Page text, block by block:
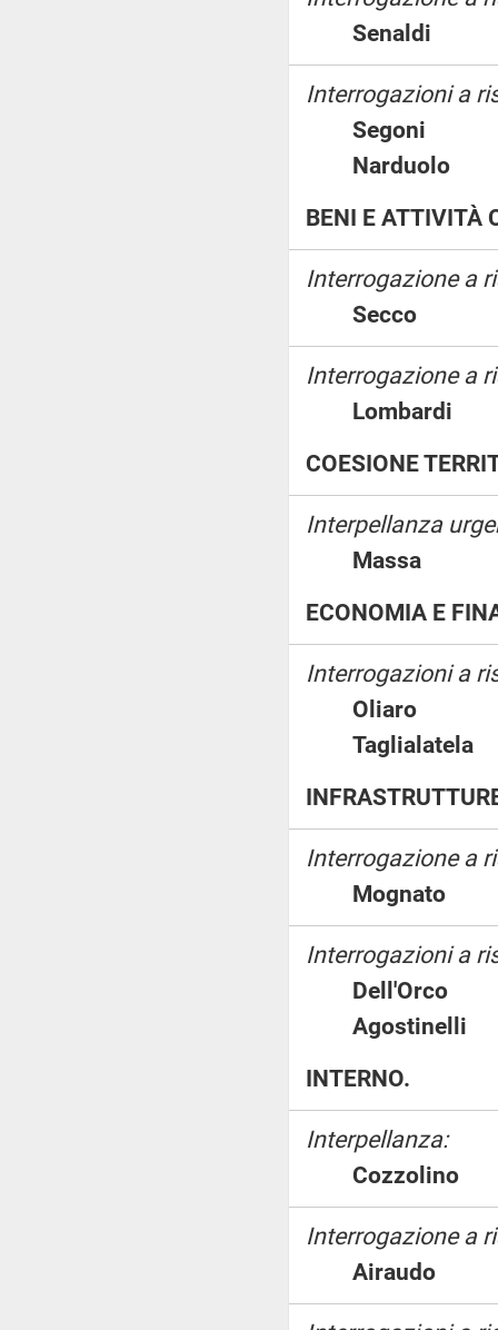
Senaldi
Interrogazioni a
Segoni
Narduolo
BENI E ATTIVITÀ
Interrogazione a
Secco
Interrogazione a
Lombardi
COESIONE
Interpellanza
Massa
ECONOMIA E
Interrogazioni a
Oliaro
Interrogazione a
Mognato
Interrogazioni a
Dell'Orco
INTERNO.
Interpellanza:
Interrogazione a
Airaudo